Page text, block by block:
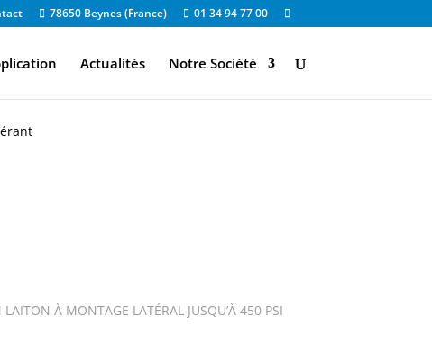
78650 Beynes (France) 01 34 94 77 00
Actualités Notre Société
À MONTAGE LATÉRAL JUSQU’À 450 PSI